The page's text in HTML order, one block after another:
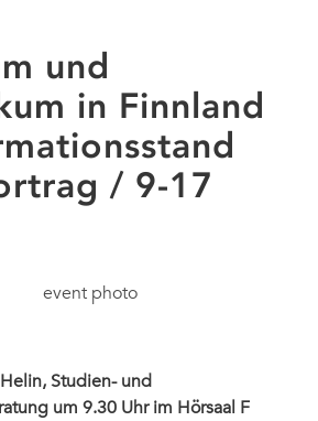
und
in Finnland
/ 9-17
Studien- und
um 9.30 Uhr im Hörsaal F